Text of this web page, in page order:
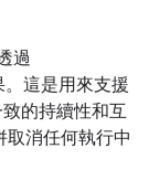
過
這是用來支援
的持續性和互
取消任何執行中